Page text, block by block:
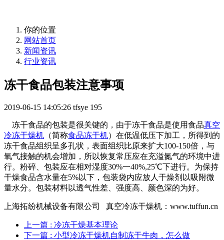
你的位置
网站首页
新闻资讯
行业资讯
冻干食品包装注意事项
2019-06-15 14:05:26 tfsye 195
冻干食品的包装是很关键的，由于冻干食品是使用食品真空
冷冻干燥机 （简称食品冻干机）在低温低压下加工，所得到的
冻干食品组织呈多孔状，表面组织比原来扩大100-150倍，与
氧气接触的机会增加，所以恢复常压应在充溢氮气的环境中进
行。粉碎、包装应在相对湿度30%一40%,25℃下进行。为保持
干燥食品含水量在5%以下，包装袋内应放人干燥剂以吸附微
量水分。包装材料以透气性差、强度高、颜色深的为好。
上海拓纷机械设备有限公司 真空冷冻干燥机：www.tuffun.cn
上一篇 : 冷冻干燥基本理论
下一篇 : 小型冷冻干燥机自制冻干牛肉，怎么做